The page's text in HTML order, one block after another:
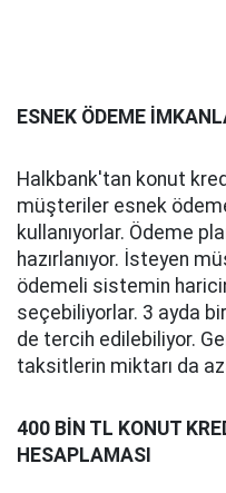
ESNEK ÖDEME
Halkbank'tan konut
müşteriler esnek
kullanıyorlar. Ödeme
hazırlanıyor. İsteyen
ödemeli sistemin
seçebiliyorlar. 3 ayda
de tercih edilebiliyor.
taksitlerin miktarı da
400 BİN TL KONUT
HESAPLAMASI